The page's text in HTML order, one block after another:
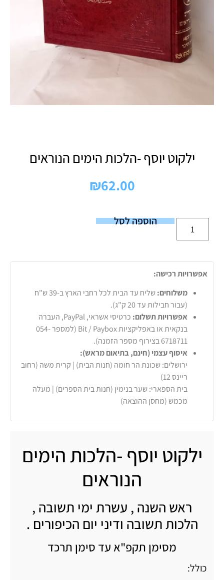
ילקוט יוסף -הלכות הימים הנוראים
₪62.00
הוספה לסל
אפשרויות רכישה:
משלוחים:
שליח עד הבית לכל רחבי הארץ ב-39 ש"ח
(עבור חבילות עד 20 ק"ג).
אפשרויות תשלום:
כרטיסי אשראי, PayPal, העברה
בנקאית או באפליקציות Bit / Paybox (למספר 054-
6718711 בצירוף מספר הזמנה).
איסוף עצמי (חינם, בתיאום מראש):
ירושלים: שכונת הר חומה (חנות הבית) | קרית משה (רחוב
ריינס 12)
בית הספארי: שער בנימין (חנות בית הספרים) | מעלה
מכמש (מחסן ההוצאה)
ילקוט יוסף -הלכות הימים
הנוראים
ראש השנה , עשרת ימי תשובה ,
הלכות תשובה ודיני יום הכיפורים .
מסימן תקפ"א עד סימן תרכד
כולל: